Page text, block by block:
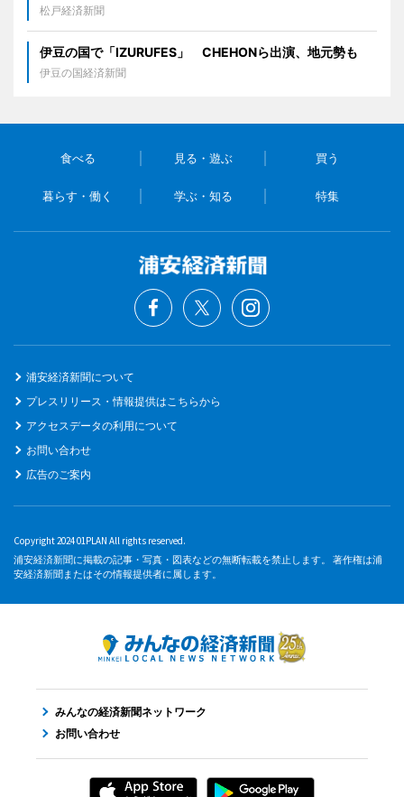
松戸経済新聞
伊豆の国で「IZURUFES」 CHEHONら出演、地元勢も
伊豆の国経済新聞
食べる 見る・遊ぶ 買う
暮らす・働く 学ぶ・知る 特集
浦安経済新聞について
プレスリリース・情報提供はこちらから
アクセスデータの利用について
お問い合わせ
広告のご案内
Copyright 2024 01PLAN All rights reserved.
浦安経済新聞に掲載の記事・写真・図表などの無断転載を禁止します。 著作権は浦
安経済新聞またはその情報提供者に属します。
みんなの経済新聞ネットワーク
お問い合わせ